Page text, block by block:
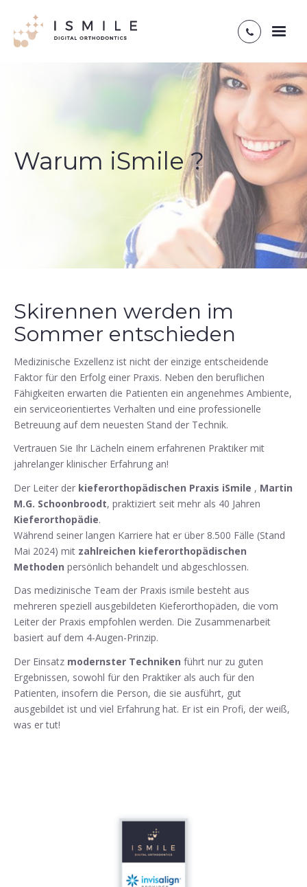
Warum iSmile ?
Skirennen werden im
Sommer entschieden
Medizinische Exzellenz ist nicht der einzige entscheidende
Faktor für den Erfolg einer Praxis. Neben den beruflichen
Fähigkeiten erwarten die Patienten ein angenehmes Ambiente,
ein serviceorientiertes Verhalten und eine professionelle
Betreuung auf dem neuesten Stand der Technik.
Vertrauen Sie Ihr Lächeln einem erfahrenen Praktiker mit
jahrelanger klinischer Erfahrung an!
Der Leiter der kieferorthopädischen Praxis iSmile , Martin
M.G. Schoonbroodt, praktiziert seit mehr als 40 Jahren
Kieferorthopädie.
Während seiner langen Karriere hat er über 8.500 Fälle (Stand
Mai 2024) mit zahlreichen kieferorthopädischen
Methoden persönlich behandelt und abgeschlossen.
Das medizinische Team der Praxis ismile besteht aus
mehreren speziell ausgebildeten Kieferorthopäden, die vom
Leiter der Praxis empfohlen werden. Die Zusammenarbeit
basiert auf dem 4-Augen-Prinzip.
Der Einsatz modernster Techniken führt nur zu guten
Ergebnissen, sowohl für den Praktiker als auch für den
Patienten, insofern die Person, die sie ausführt, gut
ausgebildet ist und viel Erfahrung hat. Er ist ein Profi, der weiß,
was er tut!